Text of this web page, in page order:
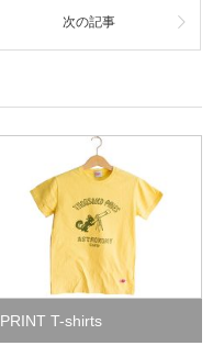
次の記事
PRINT T-shirts